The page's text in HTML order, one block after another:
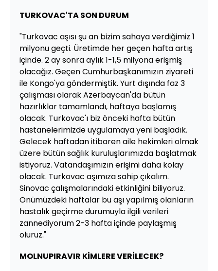
TURKOVAC'TA SON DURUM
"Turkovac aşısı şu an bizim sahaya verdiğimiz 1
milyonu geçti. Üretimde her geçen hafta artış
içinde. 2 ay sonra aylık 1-1,5 milyona erişmiş
olacağız. Geçen Cumhurbaşkanımızın ziyareti
ile Kongo'ya göndermiştik. Yurt dışında faz 3
çalışması olarak Azerbaycan'da bütün
hazırlıklar tamamlandı, haftaya başlamış
olacak. Turkovac'ı biz önceki hafta bütün
hastanelerimizde uygulamaya yeni başladık.
Gelecek haftadan itibaren aile hekimleri olmak
üzere bütün sağlık kuruluşlarımızda başlatmak
istiyoruz. Vatandaşımızın erişimi daha kolay
olacak. Turkovac aşımıza sahip çıkalım.
Sinovac çalışmalarındaki etkinliğini biliyoruz.
Önümüzdeki haftalar bu aşı yapılmış olanların
hastalık geçirme durumuyla ilgili verileri
zannediyorum 2-3 hafta içinde paylaşmış
oluruz."
MOLNUPIRAVIR KİMLERE VERİLECEK?